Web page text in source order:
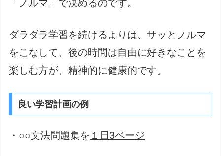
「ノルマ」で決めるのです。
ダラダラ学習を続けるよりは、サッとノルマ
をこなして、後の時間は自由に好きなことを
楽しむ方が、精神的に健康的です。
良い学習計画の例
・○○文法問題集を １日3ページ